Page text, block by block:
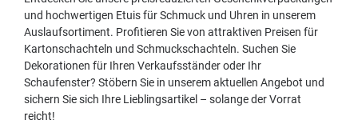
und hochwertigen Etuis für Schmuck und Uhren in unserem
Auslaufsortiment. Profitieren Sie von attraktiven Preisen für
Kartonschachteln und Schmuckschachteln. Suchen Sie
Dekorationen für Ihren Verkaufsständer oder Ihr
Schaufenster? Stöbern Sie in unserem aktuellen Angebot und
sichern Sie sich Ihre Lieblingsartikel – solange der Vorrat
reicht!